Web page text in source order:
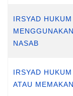
IRSYAD
NASAB
IRSYAD
ATAU